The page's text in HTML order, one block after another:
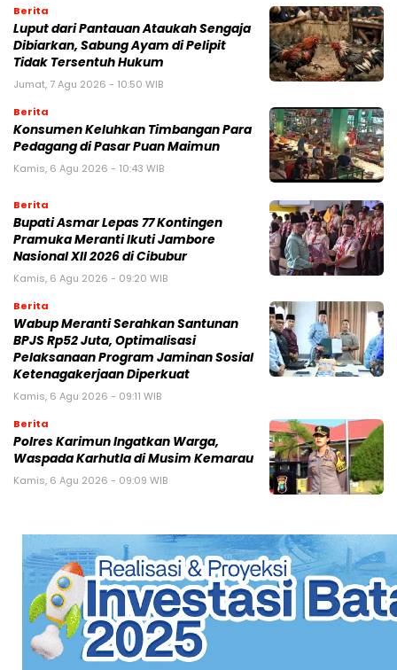
Berita
Luput dari Pantauan Ataukah Sengaja
Dibiarkan, Sabung Ayam di Pelipit
Tidak Tersentuh Hukum
Jumat, 7 Agu 2026 - 10:50 WIB
Berita
Konsumen Keluhkan Timbangan Para
Pedagang di Pasar Puan Maimun
Kamis, 6 Agu 2026 - 10:43 WIB
Berita
Bupati Asmar Lepas 77 Kontingen
Pramuka Meranti Ikuti Jambore
Nasional XII 2026 di Cibubur
Kamis, 6 Agu 2026 - 09:20 WIB
Berita
Wabup Meranti Serahkan Santunan
BPJS Rp52 Juta, Optimalisasi
Pelaksanaan Program Jaminan Sosial
Ketenagakerjaan Diperkuat
Kamis, 6 Agu 2026 - 09:11 WIB
Berita
Polres Karimun Ingatkan Warga,
Waspada Karhutla di Musim Kemarau
Kamis, 6 Agu 2026 - 09:09 WIB